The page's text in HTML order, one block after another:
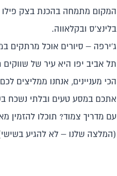
המקום מתמחה בהכנת בצק פילו
בלינצ'ס ובקלאווה.
ג'ירפה – סיורים אוכל מרתקים
תל אביב יפו היא עיר של שווקים
הכי מעניינים, אנחנו ממליצים
אתכם במסע טעים ובלתי נשכח
עם מדריך צמוד? תוכלו להזמין
(המלצה שלנו – לא להגיע בשישי). אם יש